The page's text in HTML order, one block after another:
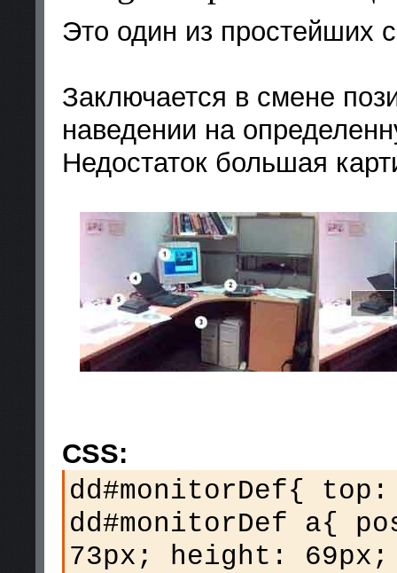
Это один из простейших
Заключается в смене
наведении на
Недостаток большая
CSS:
dd#monitorDef{
dd#monitorDef a{
73px; height: